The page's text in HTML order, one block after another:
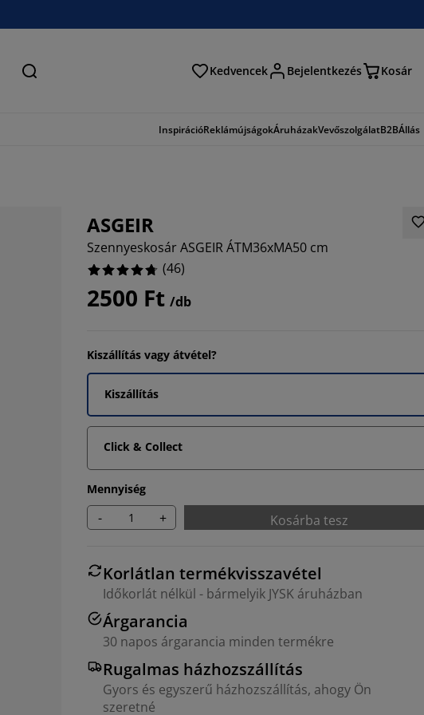
Keresés Kedvencek Bejelentkezés Kosár
InspirációReklámújságokÁruházakVevőszolgálatB2BÁllás
ASGEIR
Szennyeskosár ASGEIR ÁTM36xMA50 cm
(46)
2500 Ft /db
Kiszállítás vagy átvétel?
Kiszállítás
Click & Collect
Mennyiség
- + Kosárba tesz
Korlátlan termékvisszavétel
Időkorlát nélkül - bármelyik JYSK áruházban
Árgarancia
30 napos árgarancia minden termékre
Rugalmas házhozszállítás
Gyors és egyszerű házhozszállítás, ahogy Ön
szeretné